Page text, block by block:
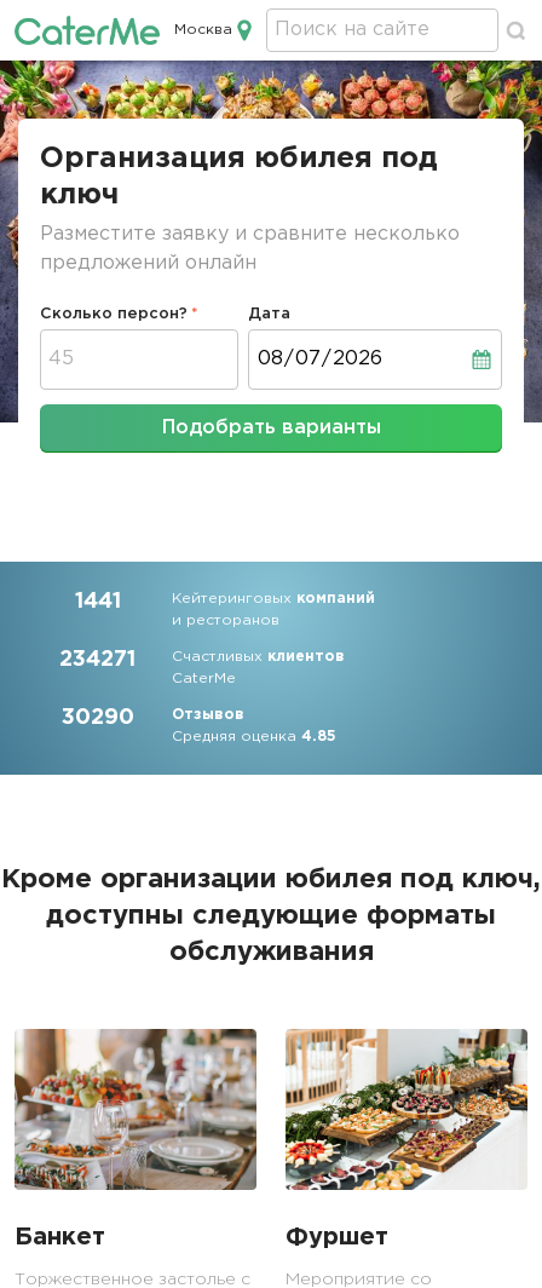
Кейтеринг в Москве
Москва
Строка
Организация юбилея под
ключ
Разместите заявку и сравните несколько
предложений онлайн
Сколько персон? Дата
Подобрать варианты
1441 Кейтеринговых компаний
и ресторанов
234271 Счастливых клиентов
CaterMe
30290
Отзывов
Средняя оценка4.85
Кроме организации юбилея под ключ,
доступны следующие форматы
обслуживания
Банкет
Торжественное застолье с
Фуршет
Мероприятие со